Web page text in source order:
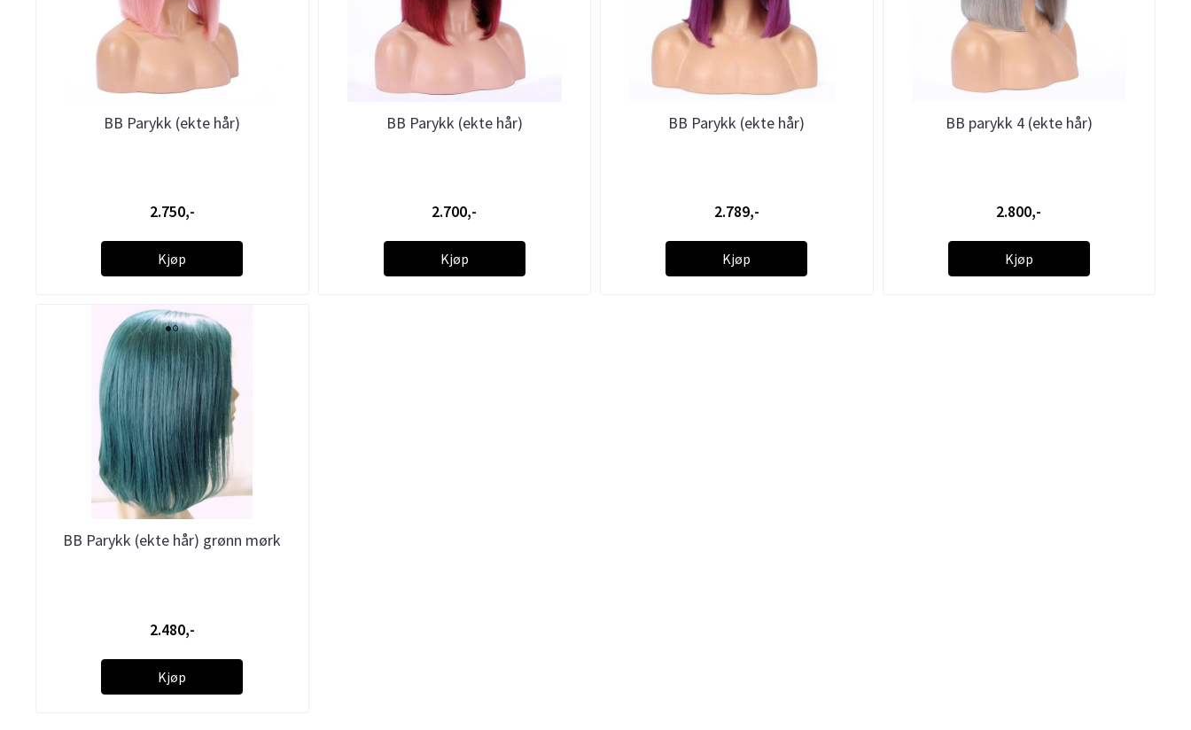
BB Parykk (ekte hår)
2.750,-
Kjøp
BB Parykk (ekte hår)
2.700,-
Kjøp
BB Parykk (ekte hår)
2.789,-
Kjøp
BB parykk 4 (ekte hår)
2.800,-
Kjøp
BB Parykk (ekte hår) grønn mørk
2.480,-
Kjøp